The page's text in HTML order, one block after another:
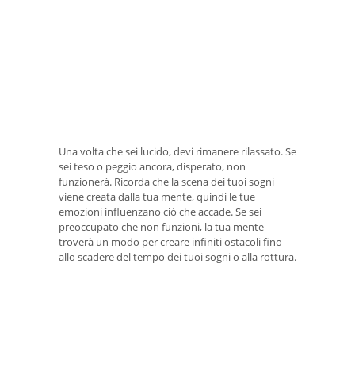
Una volta che sei lucido, devi rimanere rilassato. Se
sei teso o peggio ancora, disperato, non
funzionerà. Ricorda che la scena dei tuoi sogni
viene creata dalla tua mente, quindi le tue
emozioni influenzano ciò che accade. Se sei
preoccupato che non funzioni, la tua mente
troverà un modo per creare infiniti ostacoli fino
allo scadere del tempo dei tuoi sogni o alla rottura.